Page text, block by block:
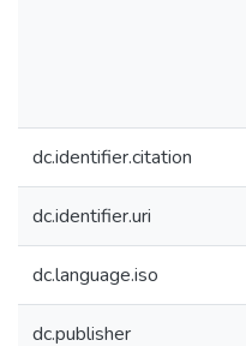
dc.identifier.citation
dc.identifier.uri
dc.language.iso
dc.publisher